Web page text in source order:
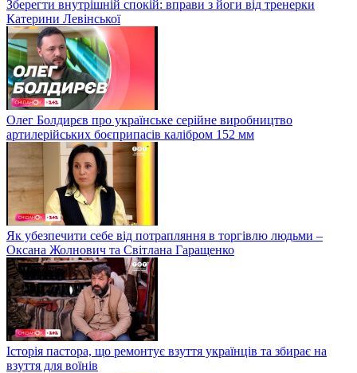
Зберегти внутрішній спокій: вправи з йоги від тренерки
Катерини Левінської
Олег Болдирєв про українське серійне виробництво
артилерійських боєприпасів калібром 152 мм
Як убезпечити себе від потрапляння в торгівлю людьми –
Оксана Жолнович та Світлана Гаращенко
Історія пастора, що ремонтує взуття українців та збирає на
взуття для воїнів